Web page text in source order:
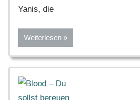
Yanis, die
Weiterlesen